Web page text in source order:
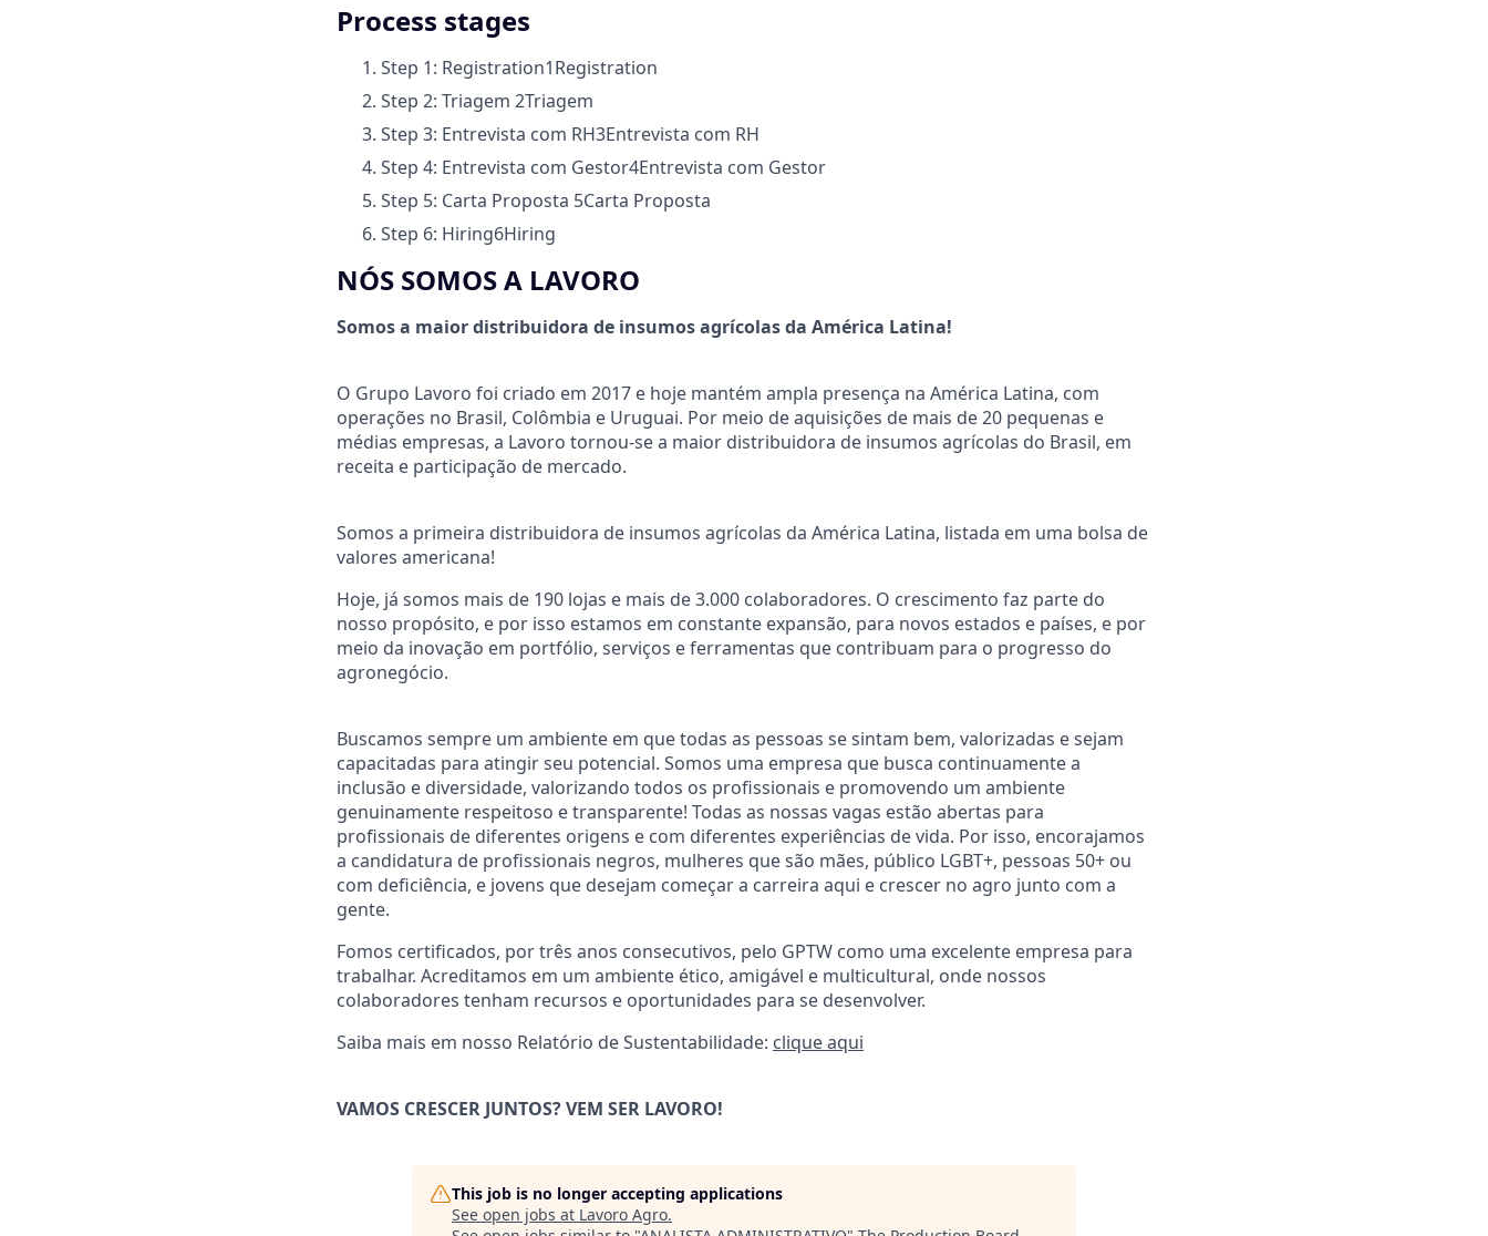
Process stages
Step 1: Registration1Registration
Step 2: Triagem 2Triagem
Step 3: Entrevista com RH3Entrevista com RH
Step 4: Entrevista com Gestor4Entrevista com Gestor
Step 5: Carta Proposta 5Carta Proposta
Step 6: Hiring6Hiring
NÓS SOMOS A LAVORO
Somos a maior distribuidora de insumos agrícolas da América Latina!
O Grupo Lavoro foi criado em 2017 e hoje mantém ampla presença na América Latina, com
operações no Brasil, Colômbia e Uruguai. Por meio de aquisições de mais de 20 pequenas e
médias empresas, a Lavoro tornou-se a maior distribuidora de insumos agrícolas do Brasil, em
receita e participação de mercado.
Somos a primeira distribuidora de insumos agrícolas da América Latina, listada em uma bolsa de
valores americana!
Hoje, já somos mais de 190 lojas e mais de 3.000 colaboradores. O crescimento faz parte do
nosso propósito, e por isso estamos em constante expansão, para novos estados e países, e por
meio da inovação em portfólio, serviços e ferramentas que contribuam para o progresso do
agronegócio.
Buscamos sempre um ambiente em que todas as pessoas se sintam bem, valorizadas e sejam
capacitadas para atingir seu potencial. Somos uma empresa que busca continuamente a
inclusão e diversidade, valorizando todos os profissionais e promovendo um ambiente
genuinamente respeitoso e transparente! Todas as nossas vagas estão abertas para
profissionais de diferentes origens e com diferentes experiências de vida. Por isso, encorajamos
a candidatura de profissionais negros, mulheres que são mães, público LGBT+, pessoas 50+ ou
com deficiência, e jovens que desejam começar a carreira aqui e crescer no agro junto com a
gente.
Fomos certificados, por três anos consecutivos, pelo GPTW como uma excelente empresa para
trabalhar. Acreditamos em um ambiente ético, amigável e multicultural, onde nossos
colaboradores tenham recursos e oportunidades para se desenvolver.
Saiba mais em nosso Relatório de Sustentabilidade: clique aqui
VAMOS CRESCER JUNTOS? VEM SER LAVORO!
This job is no longer accepting applications
See open jobs at Lavoro Agro.